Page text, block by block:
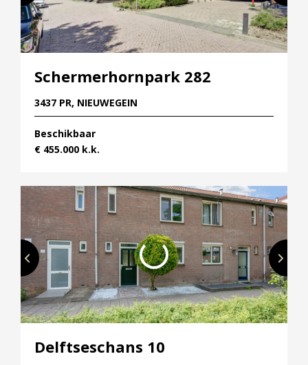
Schermerhornpark 282
3437 PR, NIEUWEGEIN
Beschikbaar
€ 455.000 k.k.
Delftseschans 10